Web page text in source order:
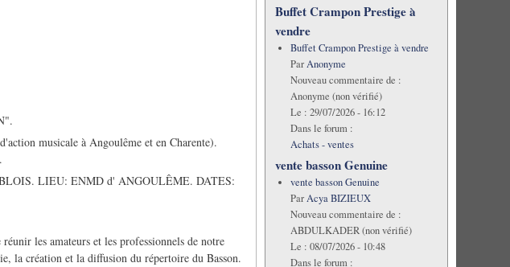
musicale à Angoulême et en Charente).
LIEU: ENMD d' ANGOULÊME. DATES:
les amateurs et les professionnels de notre
la création et la diffusion du répertoire du Basson.
Buffet Crampon Prestige à
vendre
Buffet Crampon Prestige à vendre
ParAnonyme
Nouveau commentaire de :
Anonyme (non vérifié)
Le : 29/07/2026 - 16:12
Dans le forum :
Achats - ventes
vente basson Genuine
vente basson Genuine
ParAcya BIZIEUX
Nouveau commentaire de :
ABDULKADER (non vérifié)
Le : 08/07/2026 - 10:48
Dans le forum :